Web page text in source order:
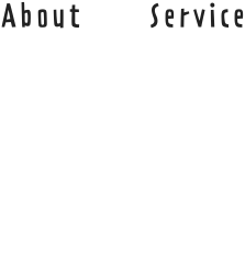
About Service